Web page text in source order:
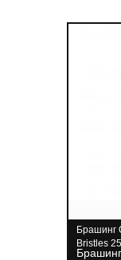
Брашинг
Bristles
Брашинг